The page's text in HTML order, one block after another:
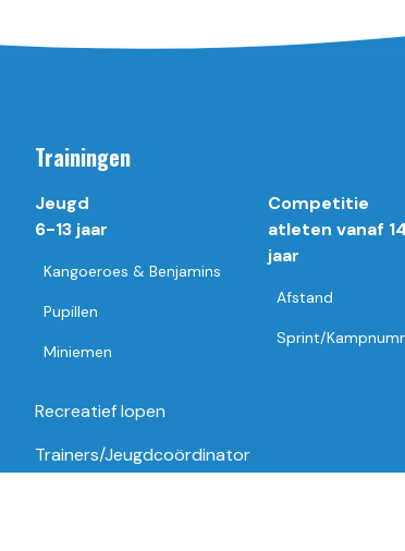
Trainingen
Jeugd
6-13 jaar
Kangoeroes & Benjamins
Pupillen
Miniemen
Competitie
atleten vanaf 14
jaar
Afstand
Sprint/
Recreatief lopen
Trainers/Jeugdcoördinator